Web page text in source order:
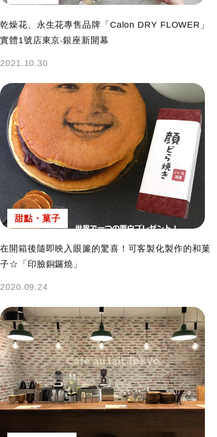
乾燥花、永生花專售品牌「Calon DRY FLOWER」
實體1號店東京‧銀座新開幕
2021.10.30
甜點・菓子
在開箱後隨即映入眼簾的驚喜！可客製化製作的和菓
子☆「印臉銅鑼燒」
2020.09.24